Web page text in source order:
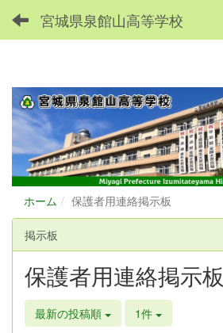
宮城県泉館山高等学校
ホーム 保護者用連絡掲示板
掲示板
保護者用連絡掲示板
最新の投稿順 1件